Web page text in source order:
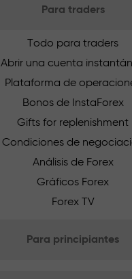
Para traders
Todo para traders
Abrir una cuenta
Plataforma de
Bonos de InstaForex
Gifts for replenishment
Condiciones de
Análisis de Forex
Gráficos Forex
Forex TV
Para principiantes